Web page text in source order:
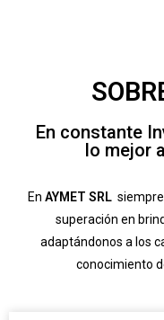
En constante
lo mejor
En AYMET SRLsiempre
superación en
adaptándonos a los
conocimiento